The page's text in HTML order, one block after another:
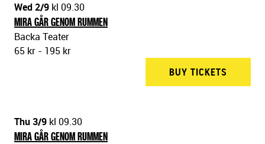
Wed 2/9 kl 09.30
MIRA GÅR GENOM RUMMEN
Backa Teater
65 kr - 195 kr
BUY TICKETS
Thu 3/9 kl 09.30
MIRA GÅR GENOM RUMMEN